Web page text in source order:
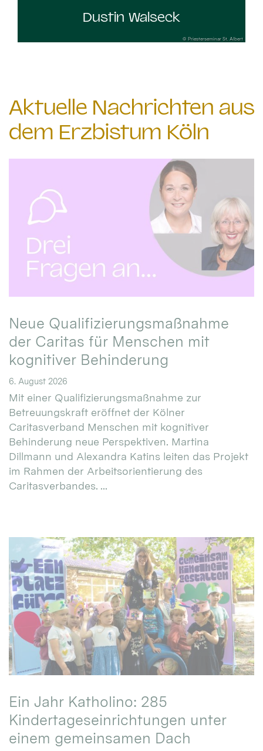
Dustin Walseck
© Priesterseminar St. Albert
Aktuelle Nachrichten aus
dem Erzbistum Köln
Neue Qualifizierungsmaßnahme
der Caritas für Menschen mit
kognitiver Behinderung
6. August 2026
Mit einer Qualifizierungsmaßnahme zur
Betreuungskraft eröffnet der Kölner
Caritasverband Menschen mit kognitiver
Behinderung neue Perspektiven. Martina
Dillmann und Alexandra Katins leiten das Projekt
im Rahmen der Arbeitsorientierung des
Caritasverbandes. ...
Ein Jahr Katholino: 285
Kindertageseinrichtungen unter
einem gemeinsamen Dach